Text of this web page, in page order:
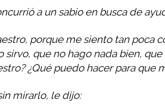
a un sabio en busca de
porque me siento tan poca
sirvo, que no hago nada bien,
¿Qué puedo hacer para que
mirarlo, le dijo: